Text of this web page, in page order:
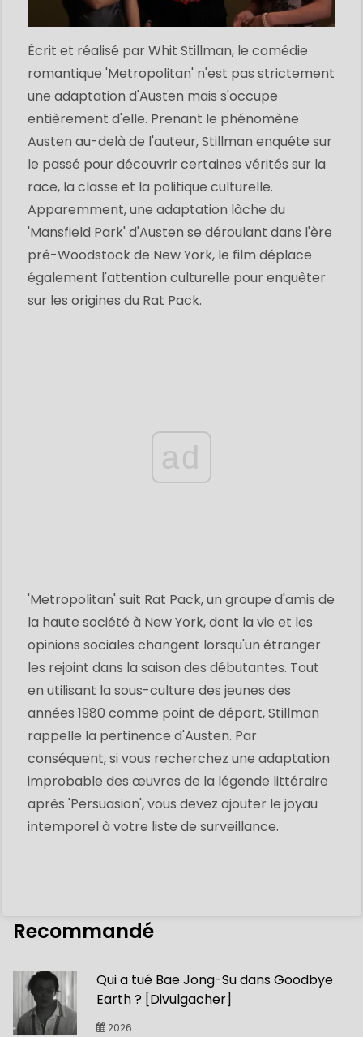
Écrit et réalisé par Whit Stillman, le comédie
romantique 'Metropolitan' n'est pas strictement
une adaptation d'Austen mais s'occupe
entièrement d'elle. Prenant le phénomène
Austen au-delà de l'auteur, Stillman enquête sur
le passé pour découvrir certaines vérités sur la
race, la classe et la politique culturelle.
Apparemment, une adaptation lâche du
'Mansfield Park' d'Austen se déroulant dans l'ère
pré-Woodstock de New York, le film déplace
également l'attention culturelle pour enquêter
sur les origines du Rat Pack.
ad
'Metropolitan' suit Rat Pack, un groupe d'amis de
la haute société à New York, dont la vie et les
opinions sociales changent lorsqu'un étranger
les rejoint dans la saison des débutantes. Tout
en utilisant la sous-culture des jeunes des
années 1980 comme point de départ, Stillman
rappelle la pertinence d'Austen. Par
conséquent, si vous recherchez une adaptation
improbable des œuvres de la légende littéraire
après 'Persuasion', vous devez ajouter le joyau
intemporel à votre liste de surveillance.
Recommandé
Qui a tué Bae Jong-Su dans Goodbye
Earth ? [Divulgacher]
2026